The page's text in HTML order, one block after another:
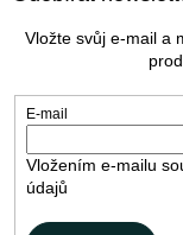
Vložte svůj e-mail a
E-mail
Vložením e-mailu
údajů